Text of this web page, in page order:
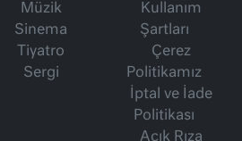
Müzik
Sinema
Tiyatro
Sergi
Kullanım
Şartları
Çerez
Politikamız
İptal ve İade
Politikası
Açık Rıza